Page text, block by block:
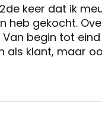
keer dat ik
heb gekocht.
begin tot
maar ook als mens. De
denken écht met